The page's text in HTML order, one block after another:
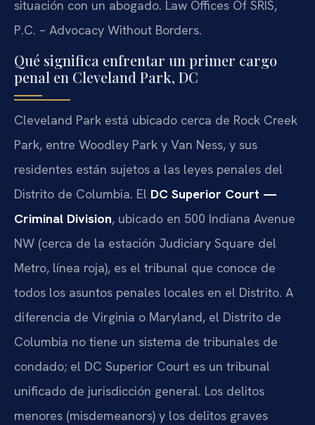
situación con un abogado. Law Offices Of SRIS,
P.C. – Advocacy Without Borders.
Qué significa enfrentar un primer cargo
penal en Cleveland Park, DC
Cleveland Park está ubicado cerca de Rock Creek
Park, entre Woodley Park y Van Ness, y sus
residentes están sujetos a las leyes penales del
Distrito de Columbia. El DC Superior Court —
Criminal Division, ubicado en 500 Indiana Avenue
NW (cerca de la estación Judiciary Square del
Metro, línea roja), es el tribunal que conoce de
todos los asuntos penales locales en el Distrito. A
diferencia de Virginia o Maryland, el Distrito de
Columbia no tiene un sistema de tribunales de
condado; el DC Superior Court es un tribunal
unificado de jurisdicción general. Los delitos
menores (misdemeanors) y los delitos graves